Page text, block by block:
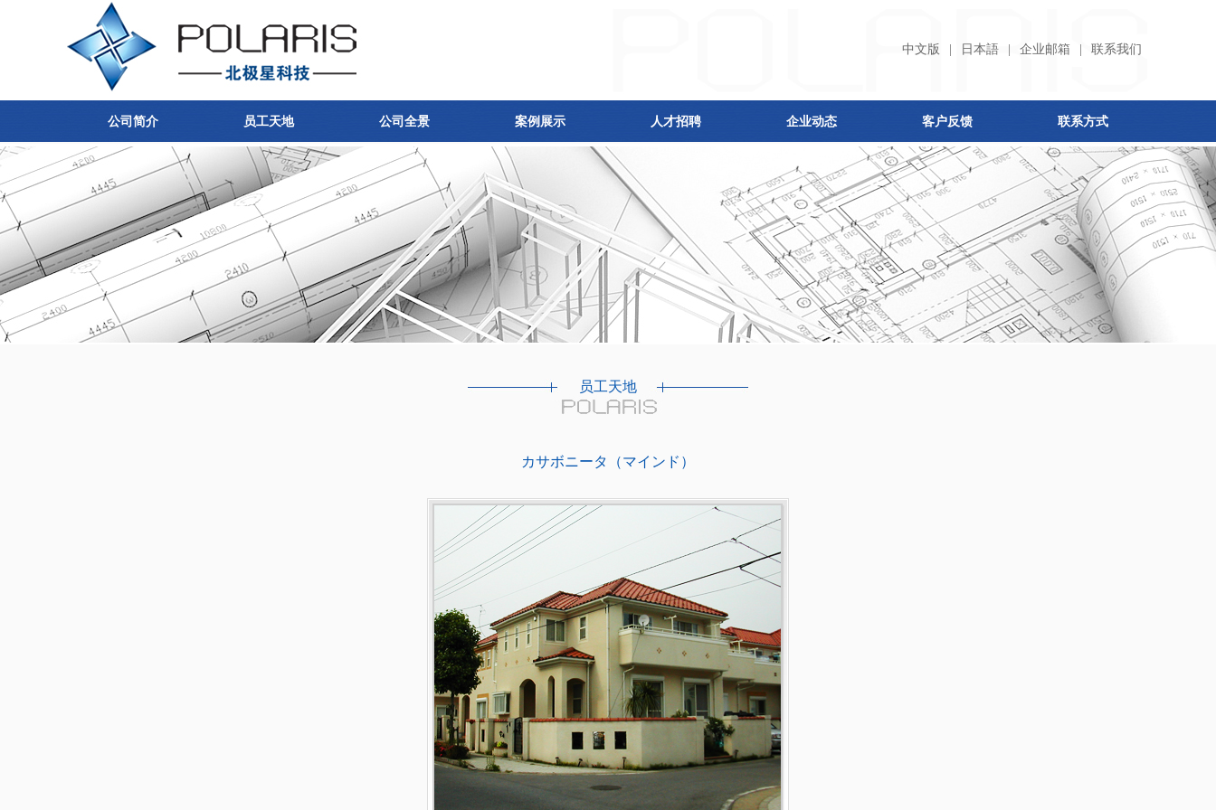
中文版 日本語 企业邮箱 联系我们
公司简介 员工天地 公司全景 案例展示 人才招聘 企业动态 客户反馈 联系方式
员工天地
カサボニータ（マインド）